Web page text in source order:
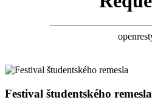
Festival študentského remesla